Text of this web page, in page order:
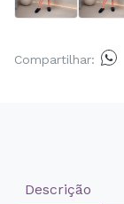
Compartilhar:
Descrição